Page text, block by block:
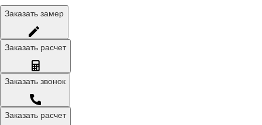
Заказать замер
Заказать расчет
Заказать звонок
Заказать расчет